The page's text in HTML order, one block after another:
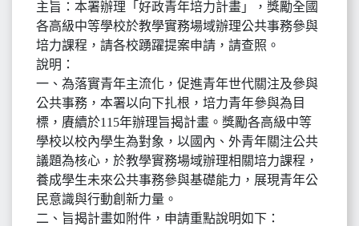
主旨：本署辦理「好政青年培力計畫」，獎勵全國
各高級中等學校於教學實務場域辦理公共事務參與
培力課程，請各校踴躍提案申請，請查照。
說明：
一、為落實青年主流化，促進青年世代關注及參與
公共事務，本署以向下扎根，培力青年參與為目
標，賡續於115年辦理旨揭計畫。獎勵各高級中等
學校以校內學生為對象，以國內、外青年關注公共
議題為核心，於教學實務場域辦理相關培力課程，
養成學生未來公共事務參與基礎能力，展現青年公
民意識與行動創新力量。
二、旨揭計畫如附件，申請重點說明如下：